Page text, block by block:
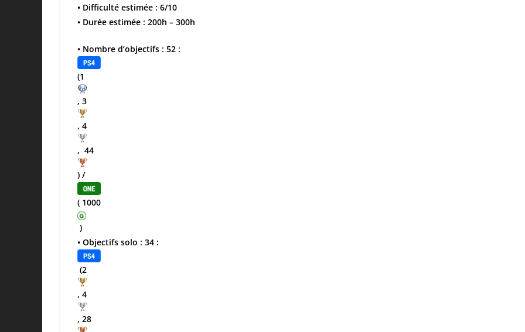
• Difficulté estimée : 6/10
• Durée estimée : 200h – 300h
• Nombre d’objectifs : 52 :
(1
, 3
, 4
, 44
) /
( 1000
)
• Objectifs solo : 34 :
(2
, 4
, 28